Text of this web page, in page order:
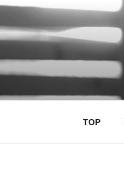
コ
テ
ツ
ス
TOP